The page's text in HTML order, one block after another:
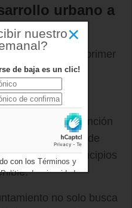
urbano a
constituye el primer
Urbana de
sostenible,
Este
ajustando en función
con el fin de
ciudad a los principios
no solo busca
×
nuestro
de baja es un clic!
con los Términos y
Política de privacidad